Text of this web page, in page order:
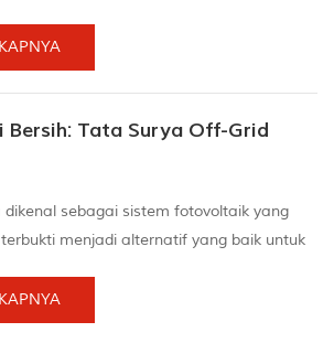
karena dapat mengurangi jejak
mengurangi tagihan listrik secara
pun, panel surya sepertinya ...
Bersih: Tata Surya Off-Grid
dikenal sebagai sistem fotovoltaik yang
menjadi alternatif yang baik untuk
tugas yang mahal atau tidak praktis.
ke jaringan, baterai memainkan